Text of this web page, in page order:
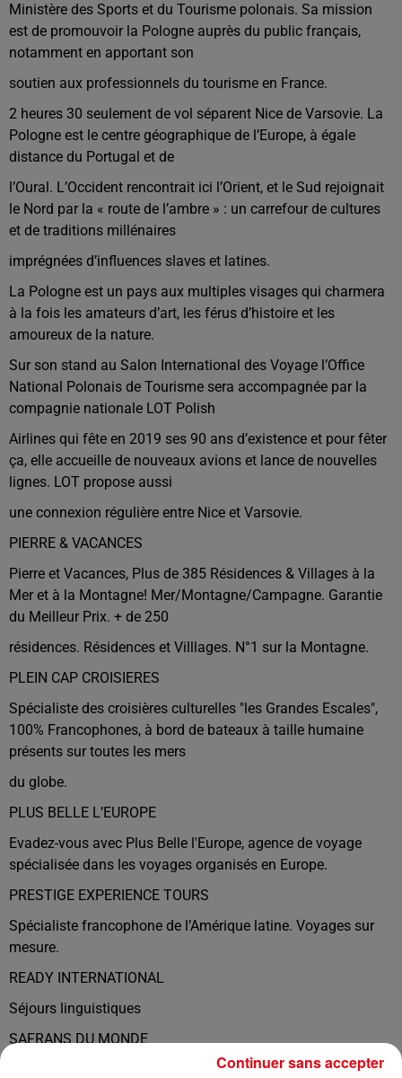
Ministère des Sports et du Tourisme polonais. Sa mission
est de promouvoir la Pologne auprès du public français,
notamment en apportant son
soutien aux professionnels du tourisme en France.
2 heures 30 seulement de vol séparent Nice de Varsovie. La
Pologne est le centre géographique de l’Europe, à égale
distance du Portugal et de
l’Oural. L’Occident rencontrait ici l’Orient, et le Sud rejoignait
le Nord par la « route de l’ambre » : un carrefour de cultures
et de traditions millénaires
imprégnées d’influences slaves et latines.
La Pologne est un pays aux multiples visages qui charmera
à la fois les amateurs d’art, les férus d’histoire et les
amoureux de la nature.
Sur son stand au Salon International des Voyage l’Office
National Polonais de Tourisme sera accompagnée par la
compagnie nationale LOT Polish
Airlines qui fête en 2019 ses 90 ans d’existence et pour fêter
ça, elle accueille de nouveaux avions et lance de nouvelles
lignes. LOT propose aussi
une connexion régulière entre Nice et Varsovie.
PIERRE & VACANCES
Pierre et Vacances, Plus de 385 Résidences & Villages à la
Mer et à la Montagne! Mer/Montagne/Campagne. Garantie
du Meilleur Prix. + de 250
résidences. Résidences et Villlages. N°1 sur la Montagne.
PLEIN CAP CROISIERES
Spécialiste des croisières culturelles "les Grandes Escales",
100% Francophones, à bord de bateaux à taille humaine
présents sur toutes les mers
du globe.
PLUS BELLE L’EUROPE
Evadez-vous avec Plus Belle l'Europe, agence de voyage
spécialisée dans les voyages organisés en Europe.
PRESTIGE EXPERIENCE TOURS
Spécialiste francophone de l’Amérique latine. Voyages sur
mesure.
READY INTERNATIONAL
Séjours linguistiques
SAFRANS DU MONDE
Explorez d’un seul coup d’aile les merveilles du monde.
Continuer sans accepter